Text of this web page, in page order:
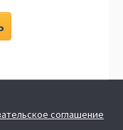
соглашение